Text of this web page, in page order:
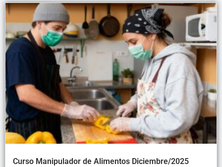
Curso Manipulador de Alimentos Diciembre/2025